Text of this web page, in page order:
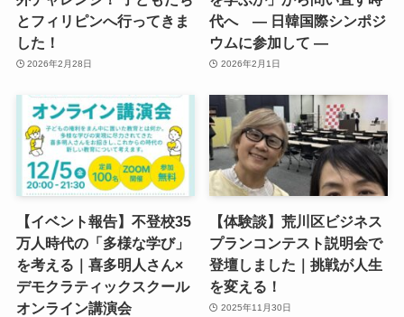
とフィリピンへ行ってきま
した！
2026年2月28日
代へ ― 日韓国際シンポジ
ウムに参加して ―
2026年2月1日
【イベント報告】不登校35
万人時代の「多様な学び」
を考える｜喜多明人さん×
デモクラティックスクール
オンライン講演会
【体験談】荒川区ビジネス
プランコンテスト説明会で
登壇しました｜挑戦が人生
を変える！
2025年11月30日